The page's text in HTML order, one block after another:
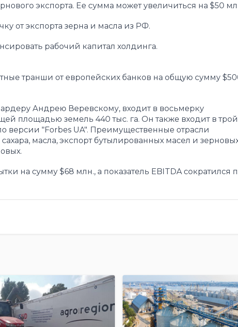
экспорта. Ее сумма может увеличиться на $50
от экспорта зерна и масла из РФ.
рабочий капитал холдинга.
транши от европейских банков на общую сумму
Андрею Веревскому, входит в восьмерку
площадью земель 440 тыс. га. Он также входит в
версии "Forbes UA". Преимущественные отрасли
масла, экспорт бутылированных масел и
на сумму $68 млн., а показатель EBITDA сократился